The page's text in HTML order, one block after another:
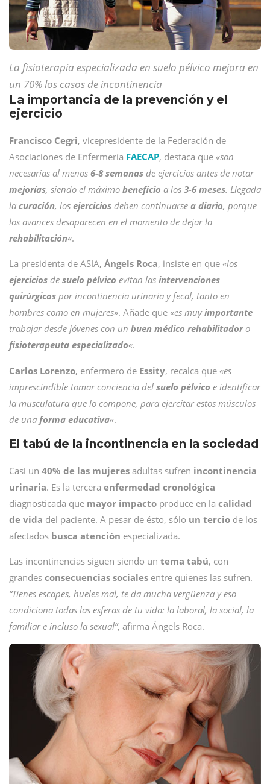
La fisioterapia especializada en suelo pélvico mejora en
un 70% los casos de incontinencia
La importancia de la prevención y el
ejercicio
Francisco Cegri, vicepresidente de la Federación de
Asociaciones de Enfermería FAECAP, destaca que «son
necesarias al menos 6-8 semanas de ejercicios antes de notar
mejorías, siendo el máximo beneficio a los 3-6 meses. Llegada
la curación, los ejercicios deben continuarse a diario, porque
los avances desaparecen en el momento de dejar la
rehabilitación«.
La presidenta de ASIA, Ángels Roca, insiste en que «los
ejercicios de suelo pélvico evitan las intervenciones
quirúrgicos por incontinencia urinaria y fecal, tanto en
hombres como en mujeres». Añade que «es muyimportante
trabajar desde jóvenes con un buen médico rehabilitadoro
fisioterapeuta especializado«.
Carlos Lorenzo, enfermero de Essity, recalca que «es
imprescindible tomar conciencia del suelo pélvico e identificar
la musculatura que lo compone, para ejercitar estos músculos
de una forma educativa«.
El tabú de la incontinencia en la sociedad
Casi un 40% de las mujeres adultas sufren incontinencia
urinaria. Es la tercera enfermedad cronológica
diagnosticada que mayor impacto produce en la calidad
de vida del paciente. A pesar de ésto, sólo un tercio de los
afectados busca atención especializada.
Las incontinencias siguen siendo un tema tabú, con
grandes consecuencias sociales entre quienes las sufren.
“Tienes escapes, hueles mal, te da mucha vergüenza y eso
condiciona todas las esferas de tu vida: la laboral, la social, la
familiar e incluso la sexual”, afirma Ángels Roca.